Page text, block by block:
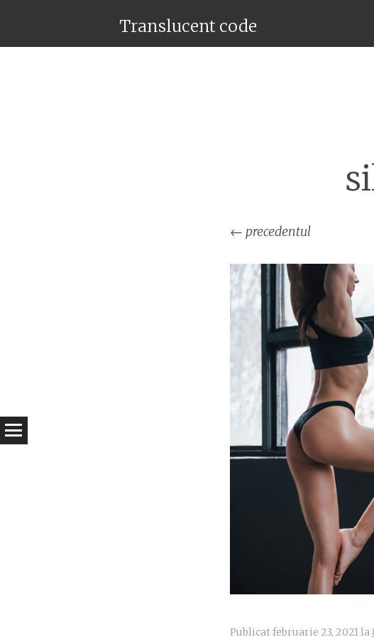
Translucent code
← precedentul
Publicatfebruarie 23, 2021la